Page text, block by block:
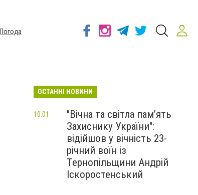
Погода
ОСТАННІ НОВИНИ
"Вічна та світла пам’ять
Захиснику України":
відійшов у вічність 23-
річний воїн із
Тернопільщини Андрій
Іскоростенський
10:01